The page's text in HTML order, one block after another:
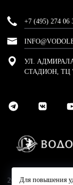
+7 (495) 274 06
УЛ.
СТАДИОН, ТЦ
2024 © Компания
Для повышения